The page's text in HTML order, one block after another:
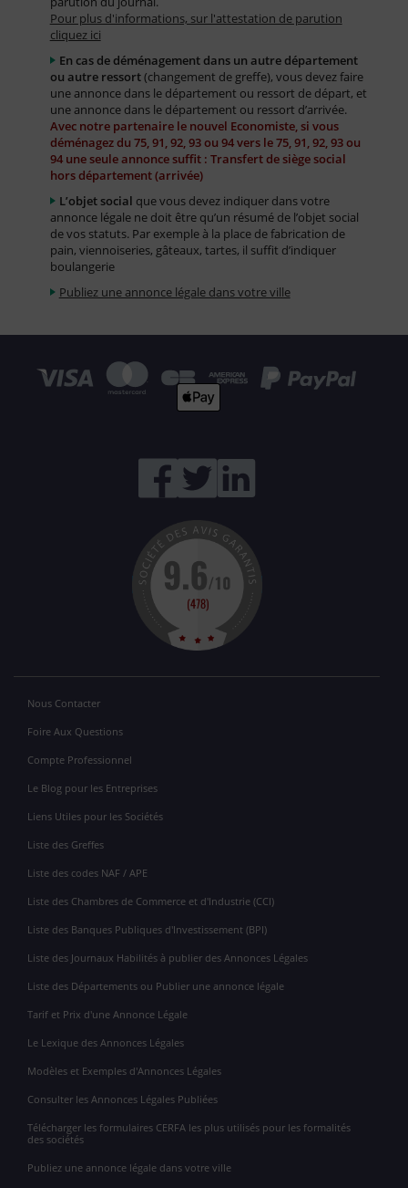
Pour plus d'informations, sur l'attestation de parution
cliquez ici
En cas de déménagement dans un autre département
ou autre ressort(changement de greffe), vous devez faire
une annonce dans le département ou ressort de départ, et
une annonce dans le département ou ressort d’arrivée.
Avec notre partenaire le nouvel Economiste, si vous
déménagez du 75, 91, 92, 93 ou 94 vers le 75, 91, 92, 93 ou
94 une seule annonce suffit : Transfert de siège social
hors département (arrivée)
L’objet social que vous devez indiquer dans votre
annonce légale ne doit être qu’un résumé de l’objet social
de vos statuts. Par exemple à la place de fabrication de
pain, viennoiseries, gâteaux, tartes, il suffit d’indiquer
boulangerie
Publiez une annonce légale dans votre ville
Nous Contacter
Foire Aux Questions
Compte Professionnel
Le Blog pour les Entreprises
Liens Utiles pour les Sociétés
Liste des Greffes
Liste des codes NAF / APE
Liste des Chambres de Commerce et d'Industrie (CCI)
Liste des Banques Publiques d'Investissement (BPI)
Liste des Journaux Habilités à publier des Annonces Légales
Liste des Départements ou Publier une annonce légale
Tarif et Prix d'une Annonce Légale
Le Lexique des Annonces Légales
Modèles et Exemples d'Annonces Légales
Consulter les Annonces Légales Publiées
Télécharger les formulaires CERFA les plus utilisés pour les formalités
des sociétés
Publiez une annonce légale dans votre ville